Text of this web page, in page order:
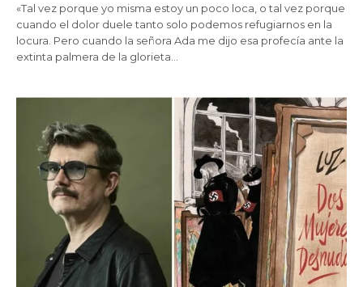
«Tal vez porque yo misma estoy un poco loca, o tal vez porque
cuando el dolor duele tanto solo podemos refugiarnos en la
locura. Pero cuando la señora Ada me dijo esa profecía ante la
extinta palmera de la glorieta…